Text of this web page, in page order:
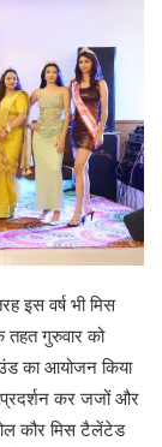
इस वर्ष भी मिस
गुरुवार को
का आयोजन किया
प्रदर्शन कर जजों और
कौर मिस टैलेंटेड